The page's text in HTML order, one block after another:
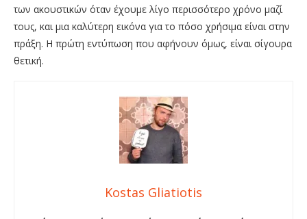
των ακουστικών όταν έχουμε λίγο περισσότερο χρόνο μαζί
τους, και μια καλύτερη εικόνα για το πόσο χρήσιμα είναι στην
πράξη. Η πρώτη εντύπωση που αφήνουν όμως, είναι σίγουρα
θετική.
Kostas Gliatiotis